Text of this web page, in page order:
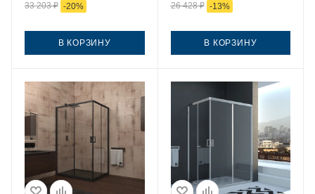
33 203₽ -20%
В КОРЗИНУ
26 428₽ -13%
В КОРЗИНУ